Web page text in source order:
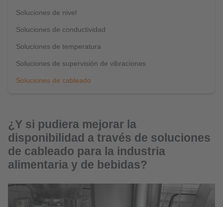
Soluciones de nivel
Soluciones de conductividad
Soluciones de temperatura
Soluciones de supervisión de vibraciones
Soluciones de cableado
¿Y si pudiera mejorar la
disponibilidad a través de soluciones
de cableado para la industria
alimentaria y de bebidas?